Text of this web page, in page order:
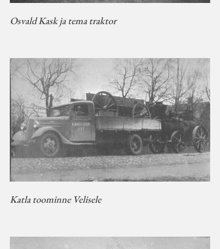
Osvald Kask ja tema traktor
Katla toominne Velisele